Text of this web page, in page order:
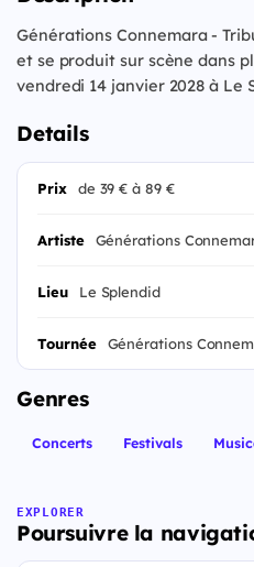
Générations Connemara -
et se produit sur scène dans
vendredi 14 janvier 2028 à Le
Details
Prix de 39 € à 89 €
Artiste Générations
Lieu Le Splendid
Tournée Générations
Genres
Concerts Festivals
EXPLORER
Poursuivre la